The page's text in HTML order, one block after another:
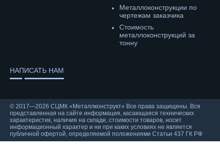
Металлоконструкции по
чертежам заказчика
Cтоимость
металлоконструкций за
тонну
НАПИСАТЬ НАМ
© 2017—2026 СЦМК «Металлконструкт» Все права защищены. Вся
представленная на сайте информация, касающаяся технических
характеристик, наличия на складе, стоимости товаров, носит
информационный характер и ни при каких условиях не является
публичной офертой, определяемой положениями Статьи 437 ГК РФ